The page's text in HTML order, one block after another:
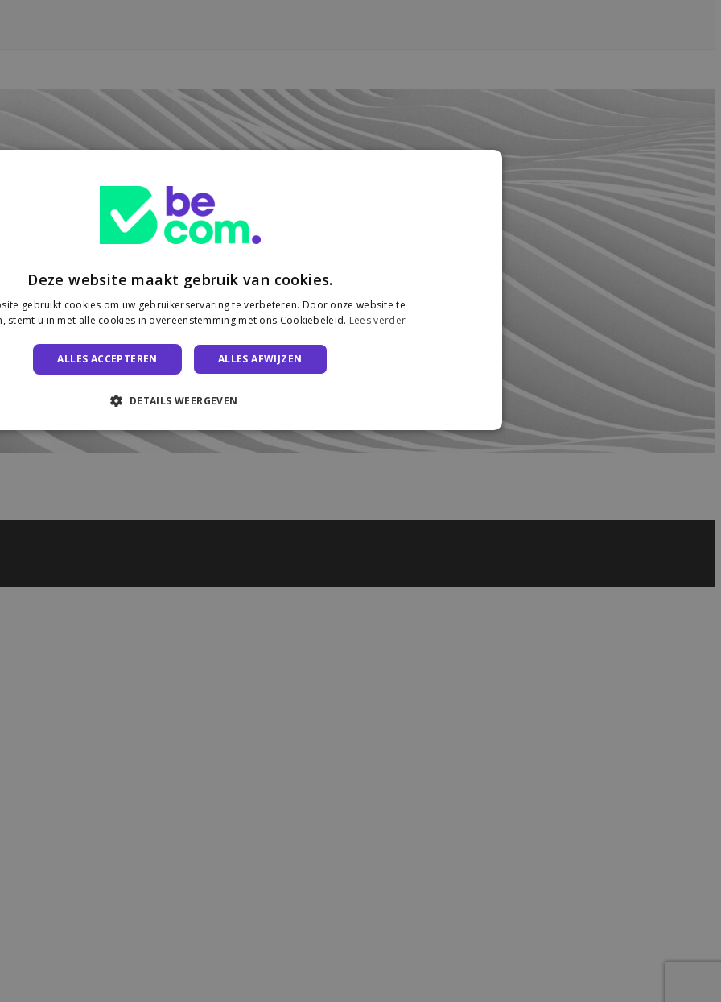
Deze website maakt gebruik van cookies.
gebruikt cookies om uw gebruikerservaring te verbeteren. Door onze website te
stemt u in met alle cookies in overeenstemming met ons Cookiebeleid. Lees verder
ALLES ACCEPTEREN ALLES AFWIJZEN
DETAILS WEERGEVEN